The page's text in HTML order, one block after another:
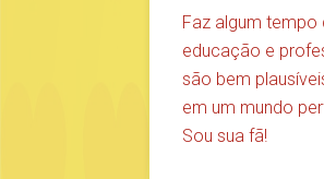
Faz algum tempo
educação e
são bem
em um mundo
Sou sua fã!